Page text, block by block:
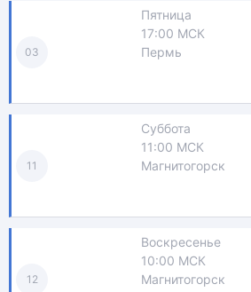
03
Пятница
17:00 МСК
Пермь
11
Суббота
11:00 МСК
Магнитогорск
12
Воскресенье
10:00 МСК
Магнитогорск